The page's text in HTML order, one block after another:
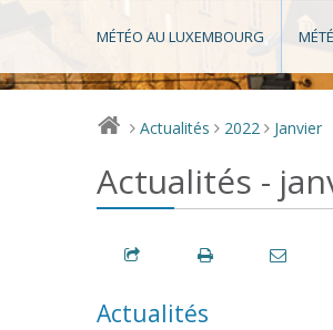
MÉTÉO AU LUXEMBOURG
> Actualités > 2022 > Janvier
Actualités -
Actualités